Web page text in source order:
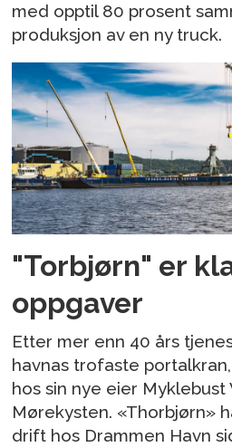
med opptil 80 prosent
produksjon av en ny truck.
"Torbjørn" er
oppgaver
Etter mer enn 40 års
havnas trofaste
hos sin nye eier Myklebust
Mørekysten. «Thorbjørn»
drift hos Drammen Havn